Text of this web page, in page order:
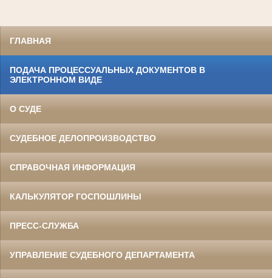
ГЛАВНАЯ
ПОДАЧА ПРОЦЕССУАЛЬНЫХ ДОКУМЕНТОВ В
ЭЛЕКТРОННОМ ВИДЕ
О СУДЕ
СУДЕБНОЕ ДЕЛОПРОИЗВОДСТВО
СПРАВОЧНАЯ ИНФОРМАЦИЯ
КАЛЬКУЛЯТОР ГОСПОШЛИНЫ
ПРЕСС-СЛУЖБА
УПРАВЛЕНИЕ СУДЕБНОГО ДЕПАРТАМЕНТА